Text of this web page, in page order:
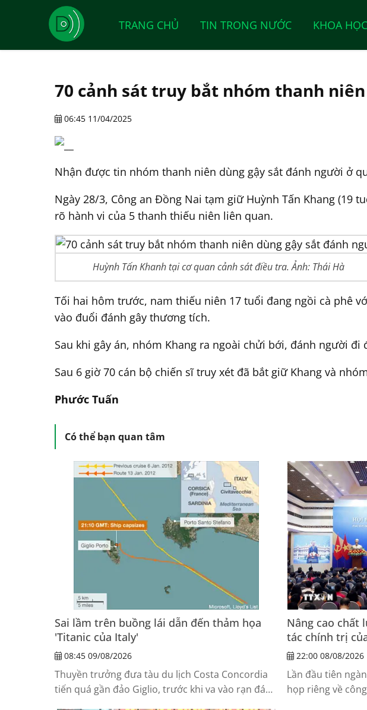
TRANG CHỦ TIN TRONG NƯỚC KHOA
70 cảnh sát truy bắt nhóm thanh
06:45 11/04/2025
Nhận được tin nhóm thanh niên dùng gậy sắt đánh người ở
Ngày 28/3, Công an Đồng Nai tạm giữ Huỳnh Tấn Khang (19
rõ hành vi của 5 thanh thiếu niên liên quan.
Huỳnh Tấn Khanh tại cơ quan cảnh sát điều tra. Ảnh: Thái Hà
Tối hai hôm trước, nam thiếu niên 17 tuổi đang ngồi cà phê
vào đuổi đánh gây thương tích.
Sau khi gây án, nhóm Khang ra ngoài chửi bới, đánh người đi
Sau 6 giờ 70 cán bộ chiến sĩ truy xét đã bắt giữ Khang và
Phước Tuấn
Có thể bạn quan tâm
Sai lầm trên buồng lái dẫn đến thảm họa
'Titanic của Italy'
08:45 09/08/2026
Thuyền trưởng đưa tàu du lịch Costa Concordia
tiến quá gần đảo Giglio, trước khi va vào rạn đá
Nâng cao chất
tác chính trị
22:00 08/08/2026
Lần đầu tiên
họp riêng về